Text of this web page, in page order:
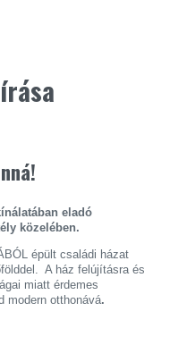
eladó
közelében.
épült családi házat
A ház felújításra és
miatt érdemes
modern otthonává.